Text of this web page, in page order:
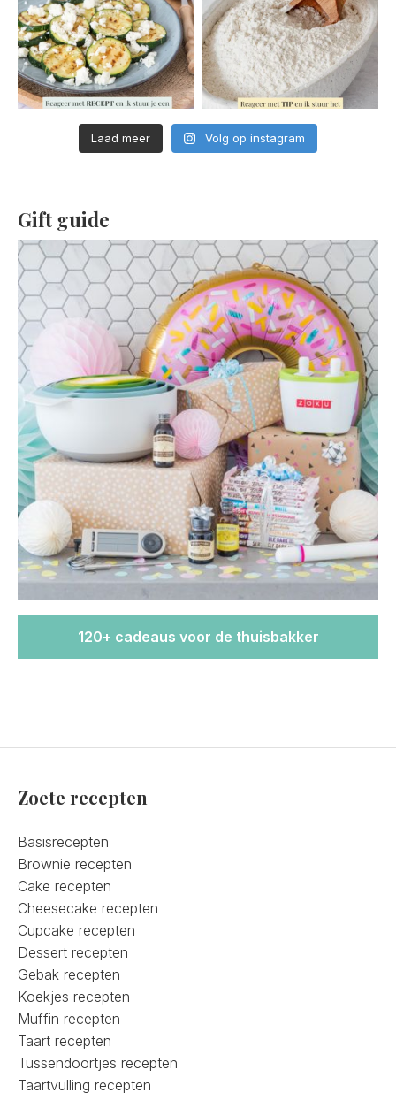
Laad meer Volg op instagram
Gift guide
120+ cadeaus voor de thuisbakker
Zoete recepten
Basisrecepten
Brownie recepten
Cake recepten
Cheesecake recepten
Cupcake recepten
Dessert recepten
Gebak recepten
Koekjes recepten
Muffin recepten
Taart recepten
Tussendoortjes recepten
Taartvulling recepten